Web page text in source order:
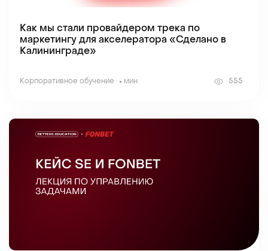
Как мы стали провайдером трека по
маркетингу для акселератора «Сделано в
Калининграде»
Корпоративное обучение мин 555